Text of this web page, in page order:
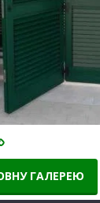
ГАЛЕРЕЮ